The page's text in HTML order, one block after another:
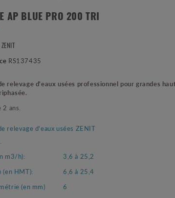
AP BLUE PRO 200 TRI
ZENIT
RS137435
relevage d'eaux usées professionnel pour grandes
ans.
relevage d'eaux usées ZENIT
m3/h):
3,6 à 25,2
(en HMT):
6,6 à 25,4
(en mm)
6